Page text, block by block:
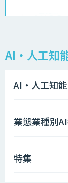
AI・人工知
AI・人工知
業態業種別
特集